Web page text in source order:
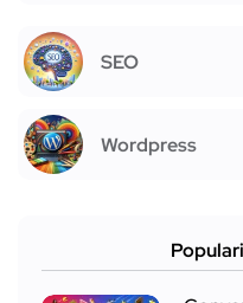
SEO
Wordpress